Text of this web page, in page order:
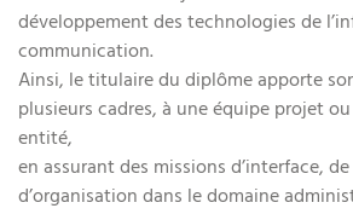
développement des technologies de
communication.
Ainsi, le titulaire du diplôme apporte
plusieurs cadres, à une équipe projet
entité,
en assurant des missions d’interface,
d’organisation dans le domaine